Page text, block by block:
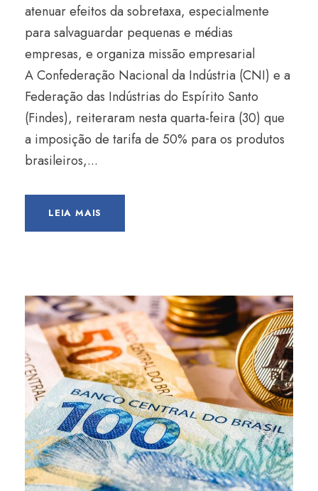
atenuar efeitos da sobretaxa, especialmente
para salvaguardar pequenas e médias
empresas, e organiza missão empresarial
A Confederação Nacional da Indústria (CNI) e a
Federação das Indústrias do Espírito Santo
(Findes), reiteraram nesta quarta-feira (30) que
a imposição de tarifa de 50% para os produtos
brasileiros,...
LEIA MAIS